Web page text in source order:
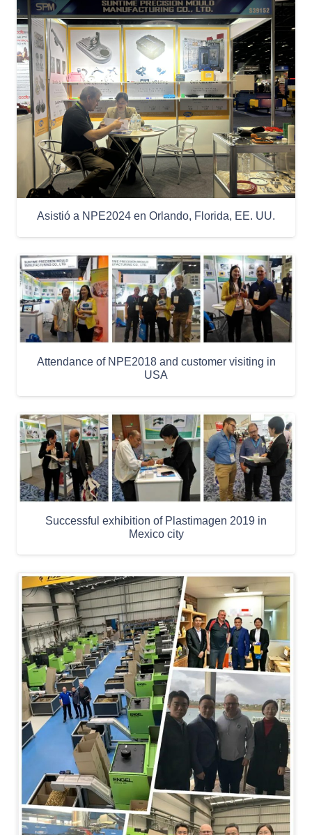
Asistió a NPE2024 en Orlando, Florida, EE. UU.
Attendance of NPE2018 and customer visiting in
USA
Successful exhibition of Plastimagen 2019 in
Mexico city